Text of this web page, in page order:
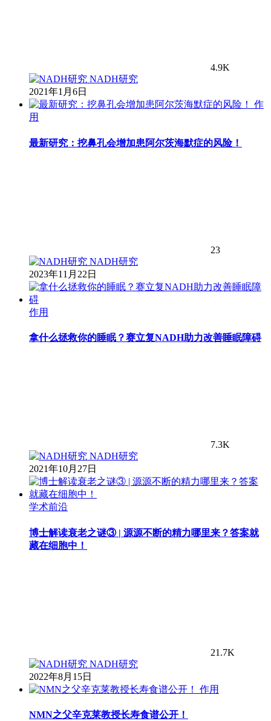
4.9K
NADH研究
2021年1月6日
作
用
最新研究：挖鼻孔会增加患阿尔茨海默症的风险！
23
NADH研究
2023年11月22日
作用
拿什么拯救你的睡眠？赛立复NADH助力改善睡眠障碍
7.3K
NADH研究
2021年10月27日
学术前沿
博士解读衰老之谜③ | 源源不断的精力哪里来？答案就
藏在细胞中！
21.7K
NADH研究
2022年8月15日
作用
NMN之父辛克莱教授长寿食谱公开！